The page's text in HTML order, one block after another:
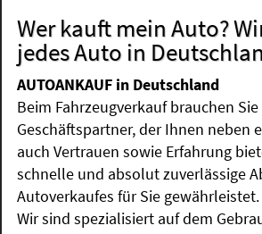
Wer kauft mein Auto?
jedes Auto in
AUTOANKAUF in Deutschland
Beim Fahrzeugverkauf brauchen
Geschäftspartner, der Ihnen neben
auch Vertrauen sowie Erfahrung
schnelle und absolut zuverlässige
Autoverkaufes für Sie gewährleistet.
Wir sind spezialisiert auf dem